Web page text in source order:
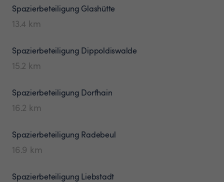
Spazierbeteiligung Glashütte
13.4 km
Spazierbeteiligung Dippoldiswalde
15.2 km
Spazierbeteiligung Dorfhain
16.2 km
Spazierbeteiligung Radebeul
16.9 km
Spazierbeteiligung Liebstadt